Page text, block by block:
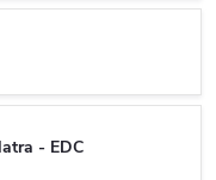
- EDC